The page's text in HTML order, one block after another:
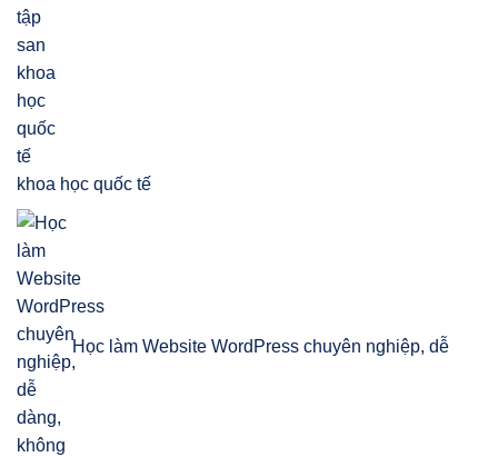
khoa học quốc tế
Học làm Website WordPress chuyên nghiệp, dễ